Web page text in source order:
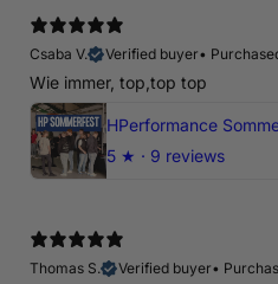
Csaba V.
Verified buyer•
Wie immer, top,top top
5 ★ · 9 reviews
Thomas S.
Verified buyer•